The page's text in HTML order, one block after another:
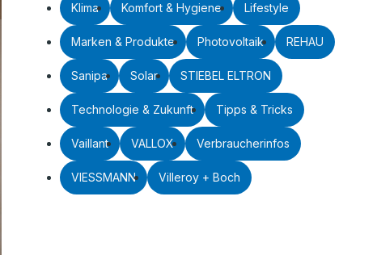
Klima Komfort & Hygiene Lifestyle
Marken & Produkte Photovoltaik REHAU
Sanipa Solar STIEBEL ELTRON
Technologie & Zukunft Tipps & Tricks
Vaillant VALLOX Verbraucherinfos
VIESSMANN Villeroy + Boch